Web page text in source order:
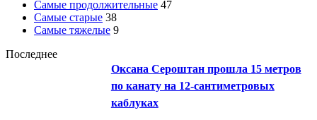
Самые продолжительные 47
Самые старые 38
Самые тяжелые 9
Последнее
Оксана Сероштан прошла 15 метров
по канату на 12-сантиметровых
каблуках